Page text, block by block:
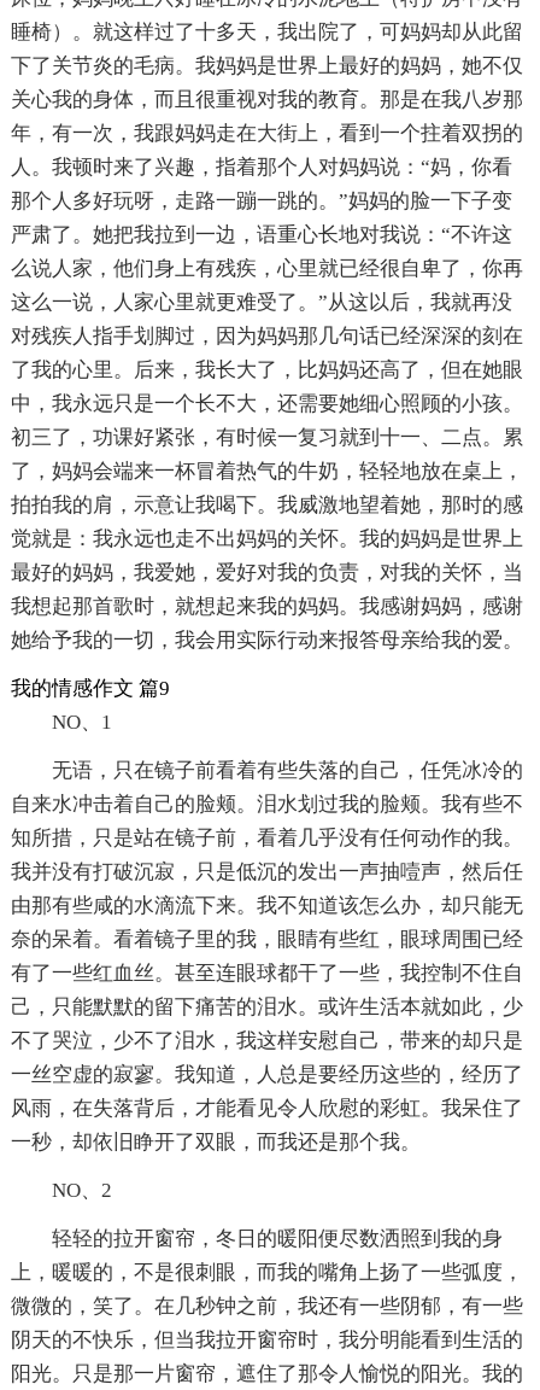
睡椅）。就这样过了十多天，我出院了，可妈妈却从此留
下了关节炎的毛病。我妈妈是世界上最好的妈妈，她不仅
关心我的身体，而且很重视对我的教育。那是在我八岁那
年，有一次，我跟妈妈走在大街上，看到一个拄着双拐的
人。我顿时来了兴趣，指着那个人对妈妈说：“妈，你看
那个人多好玩呀，走路一蹦一跳的。”妈妈的脸一下子变
严肃了。她把我拉到一边，语重心长地对我说：“不许这
么说人家，他们身上有残疾，心里就已经很自卑了，你再
这么一说，人家心里就更难受了。”从这以后，我就再没
对残疾人指手划脚过，因为妈妈那几句话已经深深的刻在
了我的心里。后来，我长大了，比妈妈还高了，但在她眼
中，我永远只是一个长不大，还需要她细心照顾的小孩。
初三了，功课好紧张，有时候一复习就到十一、二点。累
了，妈妈会端来一杯冒着热气的牛奶，轻轻地放在桌上，
拍拍我的肩，示意让我喝下。我威激地望着她，那时的感
觉就是：我永远也走不出妈妈的关怀。我的妈妈是世界上
最好的妈妈，我爱她，爱好对我的负责，对我的关怀，当
我想起那首歌时，就想起来我的妈妈。我感谢妈妈，感谢
她给予我的一切，我会用实际行动来报答母亲给我的爱。
我的情感作文 篇9
NO、1
无语，只在镜子前看着有些失落的自己，任凭冰冷的
自来水冲击着自己的脸颊。泪水划过我的脸颊。我有些不
知所措，只是站在镜子前，看着几乎没有任何动作的我。
我并没有打破沉寂，只是低沉的发出一声抽噎声，然后任
由那有些咸的水滴流下来。我不知道该怎么办，却只能无
奈的呆着。看着镜子里的我，眼睛有些红，眼球周围已经
有了一些红血丝。甚至连眼球都干了一些，我控制不住自
己，只能默默的留下痛苦的泪水。或许生活本就如此，少
不了哭泣，少不了泪水，我这样安慰自己，带来的却只是
一丝空虚的寂寥。我知道，人总是要经历这些的，经历了
风雨，在失落背后，才能看见令人欣慰的彩虹。我呆住了
一秒，却依旧睁开了双眼，而我还是那个我。
NO、2
轻轻的拉开窗帘，冬日的暖阳便尽数洒照到我的身
上，暖暖的，不是很刺眼，而我的嘴角上扬了一些弧度，
微微的，笑了。在几秒钟之前，我还有一些阴郁，有一些
阴天的不快乐，但当我拉开窗帘时，我分明能看到生活的
阳光。只是那一片窗帘，遮住了那令人愉悦的阳光。我的